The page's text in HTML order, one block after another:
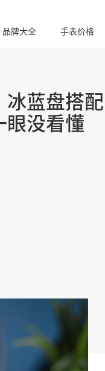
腕
品牌大全 手表价格
蓝盘搭配
没看懂